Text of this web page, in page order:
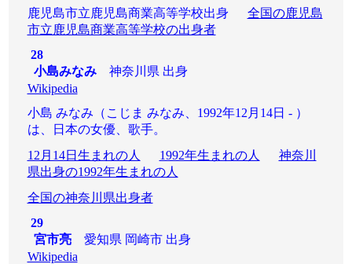
鹿児島市立鹿児島商業高等学校出身 全国の鹿児島
市立鹿児島商業高等学校の出身者
28
小島みなみ神奈川県 出身
Wikipedia
小島 みなみ（こじま みなみ、1992年12月14日 - ）
は、日本の女優、歌手。
12月14日生まれの人
1992年生まれの人
神奈川
県出身の1992年生まれの人
全国の神奈川県出身者
29
宮市亮愛知県 岡崎市 出身
Wikipedia